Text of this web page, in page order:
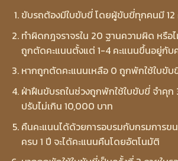
ขับรถต้องมีใบขับขี่ โดยผู้ขับขี่ทุกคนมี 12
ทำผิดกฎจราจรใน 20 ฐานความผิด หรือไ
ถูกตัดคะแนนตั้งแต่ 1-4 คะแนนขึ้นอยู่กับ
หากถูกตัดคะแนนเหลือ 0 ถูกพักใช้ใบขับ
ฝ่าฝืนขับรถในช่วงถูกพักใช้ใบขับขี่ จำคุก
ปรับไม่เกิน 10,000 บาท
คืนคะแนนได้ด้วยการอบรมกับกรมการข
ครบ 1 ปี จะได้คะแนนคืนโดยอัตโนมัติ